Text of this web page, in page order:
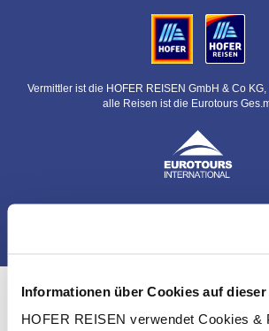
Informationen über Cookies auf dieser
HOFER REISEN verwendet Cookies
Vermittler ist die HOFER REISEN GmbH & Co
alle Reisen ist die Eurotours